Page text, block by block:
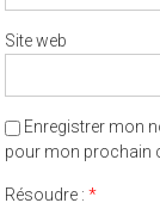
Site web
Enregistrer mon
pour mon prochain
Résoudre :*